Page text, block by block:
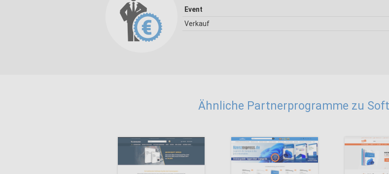
Event
Verkauf
Ähnliche Partnerprogramme zu